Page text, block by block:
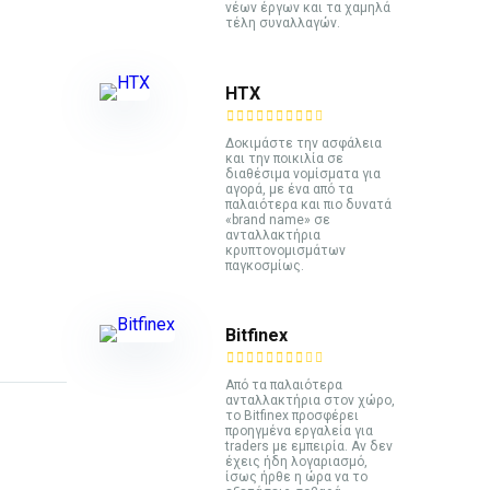
νέων έργων και τα χαμηλά
τέλη συναλλαγών.
HTX
Δοκιμάστε την ασφάλεια
και την ποικιλία σε
διαθέσιμα νομίσματα για
αγορά, με ένα από τα
παλαιότερα και πιο δυνατά
«brand name» σε
ανταλλακτήρια
κρυπτονομισμάτων
παγκοσμίως.
Bitfinex
Από τα παλαιότερα
ανταλλακτήρια στον χώρο,
το Bitfinex προσφέρει
προηγμένα εργαλεία για
traders με εμπειρία. Αν δεν
έχεις ήδη λογαριασμό,
ίσως ήρθε η ώρα να το